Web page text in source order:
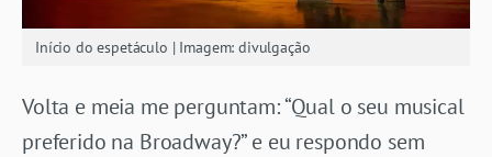
Início do espetáculo | Imagem: divulgação
Volta e meia me perguntam: “Qual o seu musical
preferido na Broadway?” e eu respondo sem